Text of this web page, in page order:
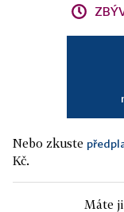
Nebo zkuste
Kč.
Máte